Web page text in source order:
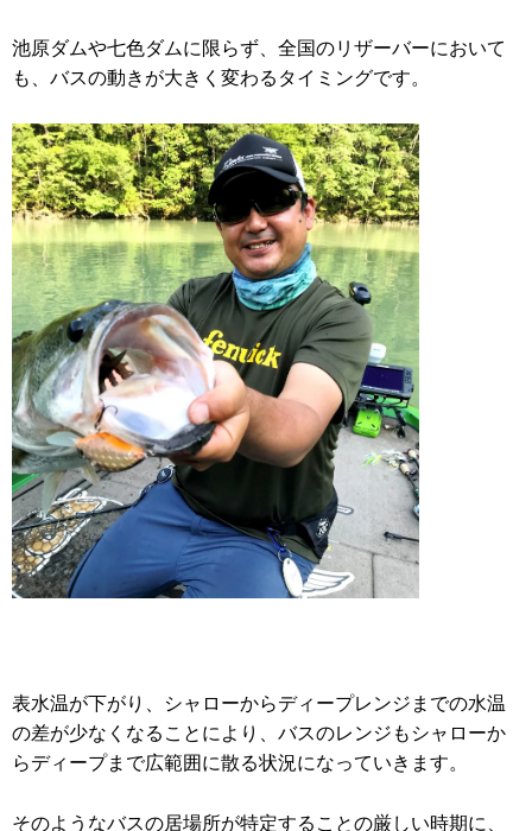
池原ダムや七色ダムに限らず、全国のリザーバーにおいて
も、バスの動きが大きく変わるタイミングです。
表水温が下がり、シャローからディープレンジまでの水温
の差が少なくなることにより、バスのレンジもシャローか
らディープまで広範囲に散る状況になっていきます。
そのようなバスの居場所が特定することの厳しい時期に、